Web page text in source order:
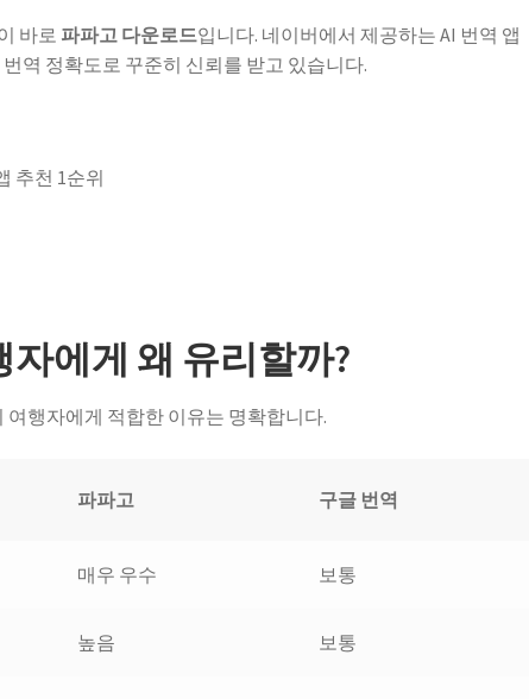
바로 파파고 다운로드입니다. 네이버에서 제공하는 AI 번역 앱
역 정확도로 꾸준히 신뢰를 받고 있습니다.
에게 왜 유리할까?
행자에게 적합한 이유는 명확합니다.
파파고 구글 번역
매우 우수 보통
높음 보통